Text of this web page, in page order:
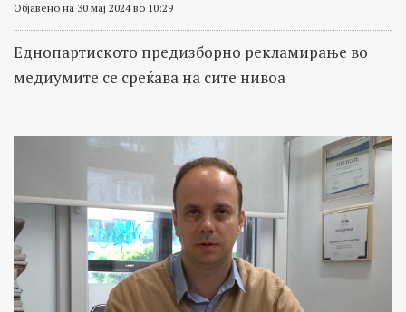
Објавено на 30 мај 2024 во 10:29
Еднопартиското предизборно рекламирање во
медиумите се среќава на сите нивоа